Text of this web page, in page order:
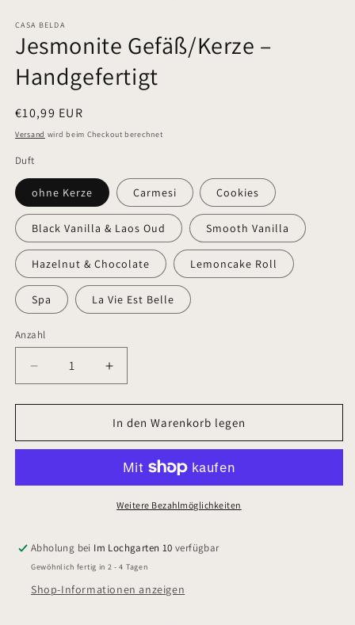
CASA BELDA
Jesmonite Gefäß/Kerze –
Handgefertigt
Normaler
Preis
€10,99 EUR
Versand wird beim Checkout berechnet
Duft
ohne Kerze Carmesi Cookies
Black Vanilla & Laos Oud Smooth Vanilla
Hazelnut & Chocolate Lemoncake Roll
Spa La Vie Est Belle
Anzahl
Verringere
die
Menge
Jesmonite
Handgefertigt
Erhöhe
die
Menge
für
Jesmonite
Gefäß/Kerze
Handgefertigt
In den Warenkorb legen
Weitere Bezahlmöglichkeiten
Abholung bei Im Lochgarten 10 verfügbar
Gewöhnlich fertig in 2 - 4 Tagen
Shop-Informationen anzeigen